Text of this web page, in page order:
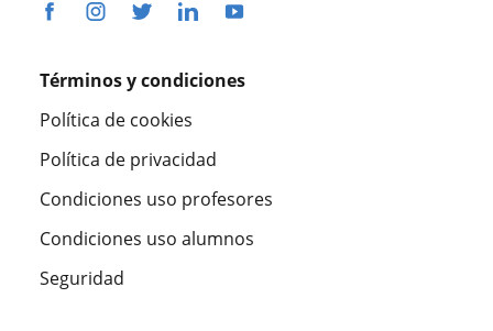
Términos y condiciones
Política de cookies
Política de privacidad
Condiciones uso profesores
Condiciones uso alumnos
Seguridad